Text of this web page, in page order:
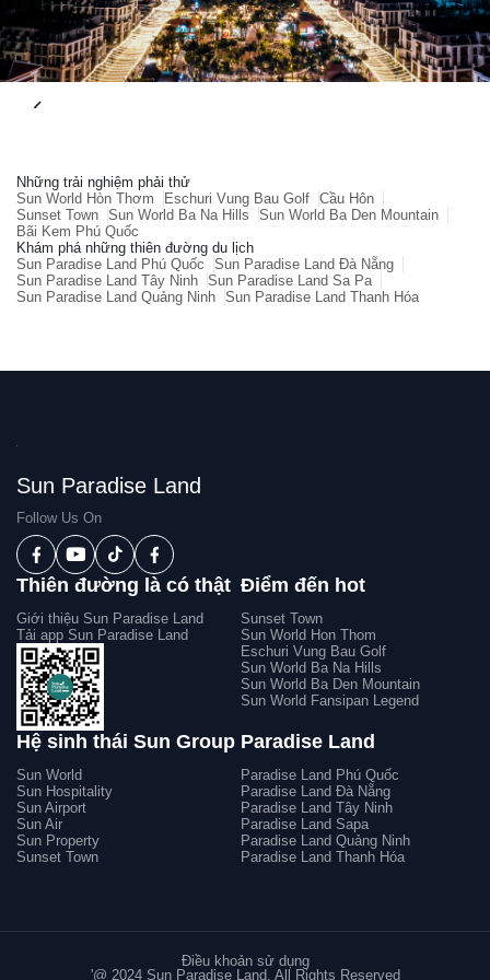
Những trải nghiệm phải thử
Sun World Hòn Thơm
Eschuri Vung Bau Golf Cầu Hôn
Sunset Town Sun World Ba Na Hills
Sun World Ba Den Mountain
Bãi Kem Phú Quốc
Khám phá những thiên đường du lịch
Sun Paradise Land Phú Quốc
Sun Paradise Land Đà Nẵng
Sun Paradise Land Tây Ninh Sun Paradise Land Sa Pa
Sun Paradise Land Quảng Ninh Sun Paradise Land Thanh Hóa
Sun Paradise Land
Follow Us On
Thiên đường là có thật
Giới thiệu Sun Paradise Land
Tải app Sun Paradise Land
Điểm đến hot
Sunset Town
Sun World Hon Thom
Eschuri Vung Bau Golf
Sun World Ba Na Hills
Sun World Ba Den Mountain
Sun World Fansipan Legend
Hệ sinh thái Sun Group
Sun World
Sun Hospitality
Sun Airport
Sun Air
Sun Property
Sunset Town
Paradise Land
Paradise Land Phú Quốc
Paradise Land Đà Nẵng
Paradise Land Tây Ninh
Paradise Land Sapa
Paradise Land Quảng Ninh
Paradise Land Thanh Hóa
'@ 2024 Sun Paradise Land. All Rights Reserved
Điều khoản sử dụng